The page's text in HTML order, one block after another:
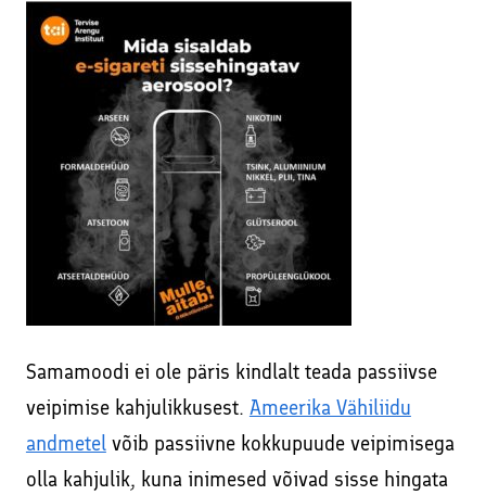
Samamoodi ei ole päris kindlalt teada passiivse
veipimise kahjulikkusest. Ameerika Vähiliidu
andmetelvõib passiivne kokkupuude veipimisega
olla kahjulik, kuna inimesed võivad sisse hingata